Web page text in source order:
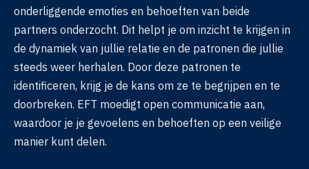
onderliggende emoties en behoeften van beide
partners onderzocht. Dit helpt je om inzicht te krijgen in
de dynamiek van jullie relatie en de patronen die jullie
steeds weer herhalen. Door deze patronen te
identificeren, krijg je de kans om ze te begrijpen en te
doorbreken. EFT moedigt open communicatie aan,
waardoor je je gevoelens en behoeften op een veilige
manier kunt delen.